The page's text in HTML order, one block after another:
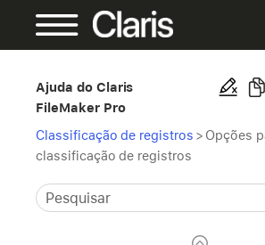
Ajuda do Claris
FileMaker Pro
Classificação de registros > Opções
classificação de registros